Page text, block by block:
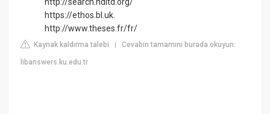
http://search.ndltd.org/
https://ethos.bl.uk.
http://www.theses.fr/fr/
Kaynak kaldırma talebi |Cevabın tamamını burada okuyun:
libanswers.ku.edu.tr